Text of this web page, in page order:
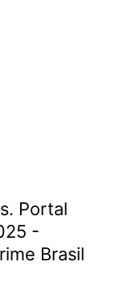
Portal
-
Brasil